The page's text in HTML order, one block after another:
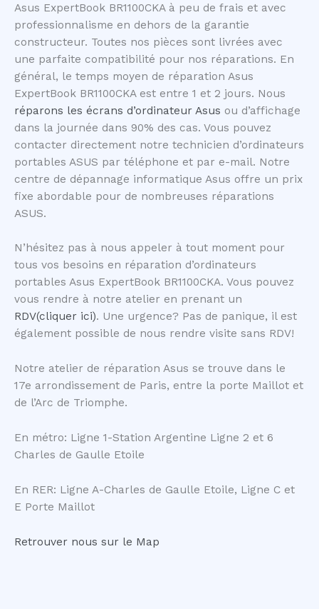
Asus ExpertBook BR1100CKA à peu de frais et avec
professionnalisme en dehors de la garantie
constructeur. Toutes nos pièces sont livrées avec
une parfaite compatibilité pour nos réparations. En
général, le temps moyen de réparation Asus
ExpertBook BR1100CKA est entre 1 et 2 jours. Nous
réparons les écrans d’ordinateur Asus ou d’affichage
dans la journée dans 90% des cas. Vous pouvez
contacter directement notre technicien d’ordinateurs
portables ASUS par téléphone et par e-mail. Notre
centre de dépannage informatique Asus offre un prix
fixe abordable pour de nombreuses réparations
ASUS.
N’hésitez pas à nous appeler à tout moment pour
tous vos besoins en réparation d’ordinateurs
portables Asus ExpertBook BR1100CKA. Vous pouvez
vous rendre à notre atelier en prenant un
RDV(cliquer ici). Une urgence? Pas de panique, il est
également possible de nous rendre visite sans RDV!
Notre atelier de réparation Asus se trouve dans le
17e arrondissement de Paris, entre la porte Maillot et
de l’Arc de Triomphe.
En métro: Ligne 1-Station Argentine Ligne 2 et 6
Charles de Gaulle Etoile
En RER: Ligne A-Charles de Gaulle Etoile, Ligne C et
E Porte Maillot
Retrouver nous sur le Map